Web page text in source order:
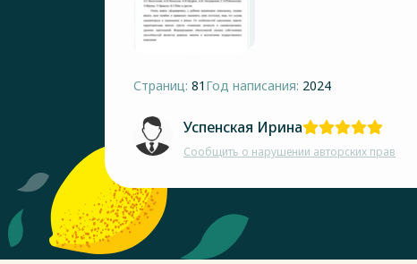
Страниц: 81 Год написания: 2024
Успенская Ирина
Сообщить о нарушении авторских прав